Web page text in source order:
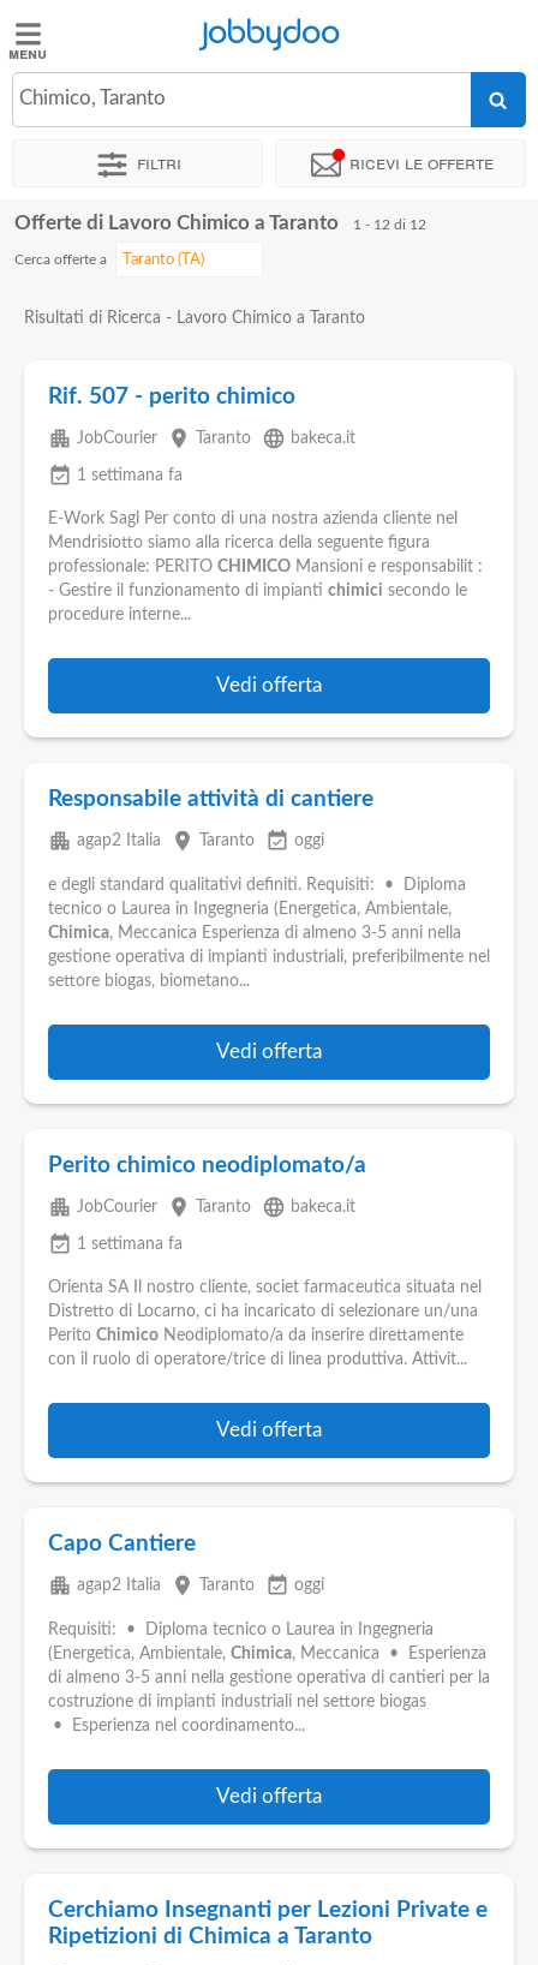
Jobbydoo
Offerte
Stipendi
Elenco
Pubblica
Offerte
Aziende
Jobbydoo
Chimico, Taranto
Filtri Ricevi le offerte
Offerte di Lavoro Chimico a Taranto 1 - 12 di 12
Cerca offerte a
Risultati di Ricerca - Lavoro Chimico a Taranto
Rif. 507 - perito chimico
apartment JobCourier place Taranto language bakeca.it
event_available 1 settimana fa
E-Work Sagl Per conto di una nostra azienda cliente nel
Mendrisiotto siamo alla ricerca della seguente figura
professionale: PERITO CHIMICO Mansioni e responsabilit :
- Gestire il funzionamento di impianti chimici secondo le
procedure interne...
Vedi offerta
Responsabile attività di cantiere
apartment agap2 Italia place Taranto event_available oggi
e degli standard qualitativi definiti. Requisiti: • Diploma
tecnico o Laurea in Ingegneria (Energetica, Ambientale,
Chimica, Meccanica Esperienza di almeno 3-5 anni nella
gestione operativa di impianti industriali, preferibilmente nel
settore biogas, biometano...
Vedi offerta
Perito chimico neodiplomato/a
apartment JobCourier place Taranto language bakeca.it
event_available 1 settimana fa
Orienta SA Il nostro cliente, societ farmaceutica situata nel
Distretto di Locarno, ci ha incaricato di selezionare un/una
Perito Chimico Neodiplomato/a da inserire direttamente
con il ruolo di operatore/trice di linea produttiva. Attivit...
Vedi offerta
Capo Cantiere
apartment agap2 Italia place Taranto event_available oggi
Requisiti: • Diploma tecnico o Laurea in Ingegneria
(Energetica, Ambientale, Chimica, Meccanica • Esperienza
di almeno 3-5 anni nella gestione operativa di cantieri per la
costruzione di impianti industriali nel settore biogas
• Esperienza nel coordinamento...
Vedi offerta
Cerchiamo Insegnanti per Lezioni Private e
Ripetizioni di Chimica a Taranto